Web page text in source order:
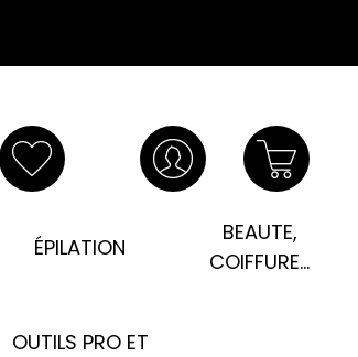
ÉPILATION
BEAUTE,
COIFFURE...
OUTILS PRO ET